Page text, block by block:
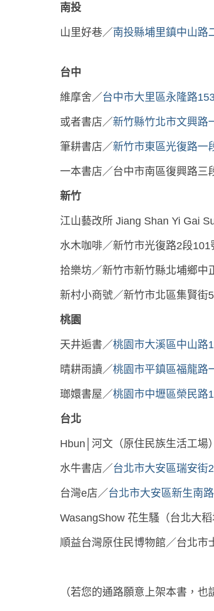
南投
山里好巷／南投縣埔里鎮中山路
台中
維摩舍／ 台中市大里區永隆路
或者書店／新竹縣竹北市文興路
筆耕書店／新竹市東區光復路一
一本書店／台中市南區復興路三
新竹
江山藝改所 Jiang Shan Yi Gai
水木咖啡／新竹市光復路2段
拾樂坊／新竹市新竹縣北埔鄉中
新村小商號／新竹市北區集賢街
桃園
天井逅書／桃園市大溪區中山路
晴耕雨讀／桃園市平鎮區福龍路
瑯嬛書屋／桃園市中壢區榮民路
台北
Hbun│河文（原住民族生活工場
水牛書店／ 台北市大安區瑞安街
台灣e店／ 台北市大安區新生南
WasangShow 花生騷（台北大
順益台灣原住民博物館／台北市
（若您的通路願意上架本書，也